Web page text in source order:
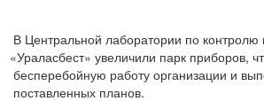
В Центральной лаборатории по
«Ураласбест» увеличили парк приборов,
бесперебойную работу организации и
поставленных планов.